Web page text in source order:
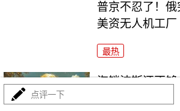
普京不忍了！
美资无人机工厂
最热
海锁波斯还不
点评一下